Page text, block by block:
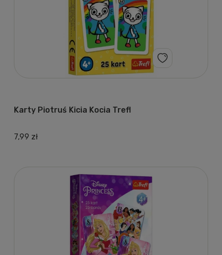
Karty Piotruś Kicia Kocia Trefl
7,99 zł